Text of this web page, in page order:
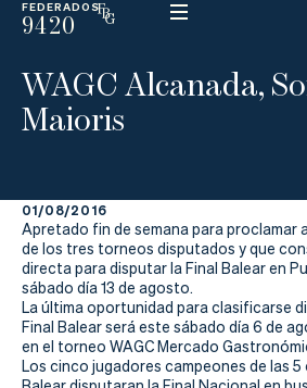
FEDERADOS
9420
ESP
N
D
I
C
La
Federación
Federarse
WAGC Alcanada,
Maioris
01/08/2016
Apretado fin de semana para proclamar
de los tres torneos disputados y que
directa para disputar la Final Balear en
sábado día 13 de agosto.
La última oportunidad para clasificarse
Final Balear será este sábado día 6 de
en el torneo WAGC Mercado
Los cinco jugadores campeones de las 5